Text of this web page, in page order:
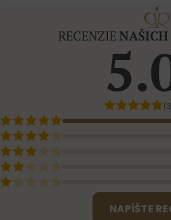
RECENZIE
NAPÍŠTE